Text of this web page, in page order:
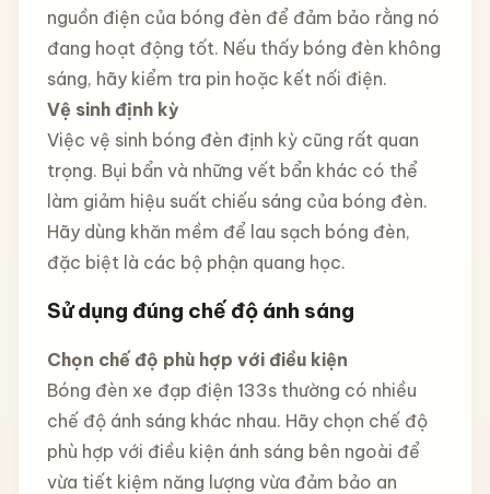
nguồn điện của bóng đèn để đảm bảo rằng nó
đang hoạt động tốt. Nếu thấy bóng đèn không
sáng, hãy kiểm tra pin hoặc kết nối điện.
Vệ sinh định kỳ
Việc vệ sinh bóng đèn định kỳ cũng rất quan
trọng. Bụi bẩn và những vết bẩn khác có thể
làm giảm hiệu suất chiếu sáng của bóng đèn.
Hãy dùng khăn mềm để lau sạch bóng đèn,
đặc biệt là các bộ phận quang học.
Sử dụng đúng chế độ ánh sáng
Chọn chế độ phù hợp với điều kiện
Bóng đèn xe đạp điện 133s thường có nhiều
chế độ ánh sáng khác nhau. Hãy chọn chế độ
phù hợp với điều kiện ánh sáng bên ngoài để
vừa tiết kiệm năng lượng vừa đảm bảo an